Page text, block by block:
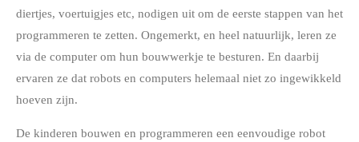
diertjes, voertuigjes etc, nodigen uit om de eerste stappen van het
programmeren te zetten. Ongemerkt, en heel natuurlijk, leren ze
via de computer om hun bouwwerkje te besturen. En daarbij
ervaren ze dat robots en computers helemaal niet zo ingewikkeld
hoeven zijn.
De kinderen bouwen en programmeren een eenvoudige robot